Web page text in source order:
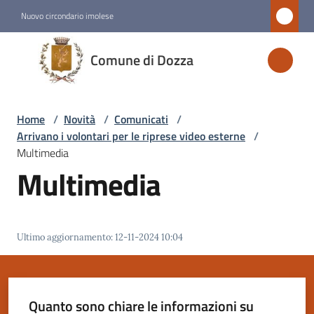
Nuovo circondario imolese
Comune di Dozza
Comune
di
Dozza
Amministrazione
Novità
Servizi
Vivere
Dozza
Home / Novità / Comunicati /
Arrivano i volontari per le riprese video esterne /
Multimedia
Multimedia
Ultimo aggiornamento:12-11-2024 10:04
Quanto sono chiare le informazioni su